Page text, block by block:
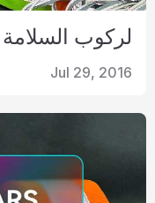
لركوب
Jul 29, 2016